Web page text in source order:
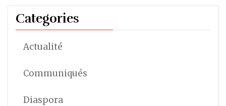
Categories
Actualité
Communiqués
Diaspora